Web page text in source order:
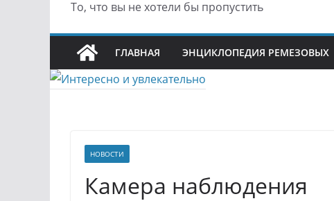
То, что вы не хотели бы пропустить
ГЛАВНАЯ ЭНЦИКЛОПЕДИЯ РЕМЕЗОВЫХ
НОВОСТИ
Камера наблюдения